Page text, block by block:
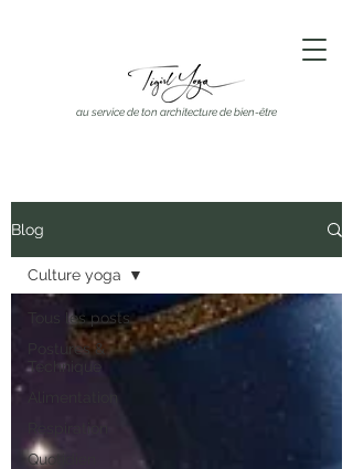
au service de ton architecture de bien-être
Blog
Tous les posts
Postures &
Technique
Alimentation
Quotidien
Culture yoga